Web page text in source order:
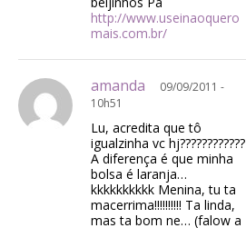
http://www.useinaoquero
mais.com.br/
amanda
09/09/2011 -
10h51
Lu, acredita que tô
igualzinha vc hj????????????
A diferença é que minha
bolsa é laranja…
kkkkkkkkkk Menina, tu ta
macerrima!!!!!!!!!! Ta linda,
mas ta bom ne… (falow a